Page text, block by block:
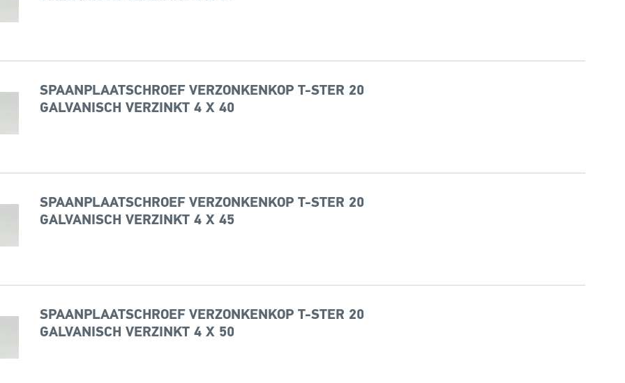
SPAANPLAATSCHROEF VERZONKENKOP T-STER 20
GALVANISCH VERZINKT 4 X 40
SPAANPLAATSCHROEF VERZONKENKOP T-STER 20
GALVANISCH VERZINKT 4 X 45
SPAANPLAATSCHROEF VERZONKENKOP T-STER 20
GALVANISCH VERZINKT 4 X 50